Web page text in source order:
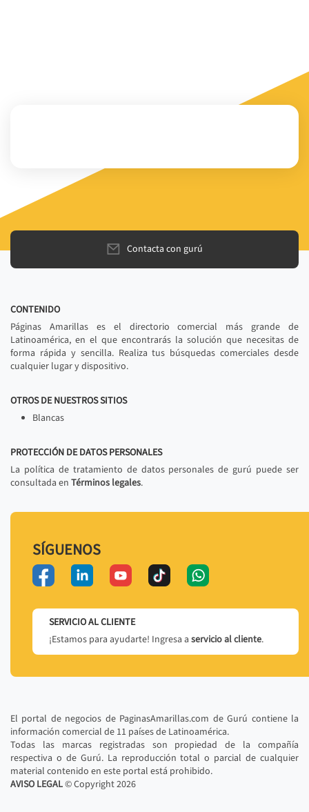
Contacta con gurú
CONTENIDO
Páginas Amarillas es el directorio comercial más grande de
Latinoamérica, en el que encontrarás la solución que necesitas de
forma rápida y sencilla. Realiza tus búsquedas comerciales desde
cualquier lugar y dispositivo.
OTROS DE NUESTROS SITIOS
Blancas
PROTECCIÓN DE DATOS PERSONALES
La política de tratamiento de datos personales de gurú puede ser
consultada en Términos legales.
SÍGUENOS
SERVICIO AL CLIENTE
¡Estamos para ayudarte! Ingresa a servicio al cliente.
El portal de negocios de PaginasAmarillas.com de Gurú contiene la
información comercial de 11 países de Latinoamérica.
Todas las marcas registradas son propiedad de la compañía
respectiva o de Gurú. La reproducción total o parcial de cualquier
material contenido en este portal está prohibido.
AVISO LEGAL© Copyright2026